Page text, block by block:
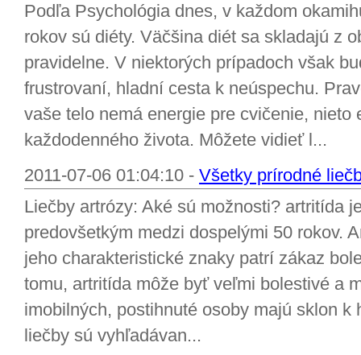
Podľa Psychológia dnes, v každom
rokov sú diéty. Väčšina diét sa skladajú z
pravidelne. V niektorých prípadoch však
frustrovaní, hladní cesta k neúspechu.
vaše telo nemá energie pre cvičenie, nieto
každodenného života. Môžete vidieť l...
2011-07-06 01:04:10 - Všetky prírodné
Liečby artrózy: Aké sú možnosti? artritída
predovšetkým medzi dospelými 50 rokov.
jeho charakteristické znaky patrí zákaz
tomu, artritída môže byť veľmi bolestivé a
imobilných, postihnuté osoby majú sklon k
liečby sú vyhľadávan...